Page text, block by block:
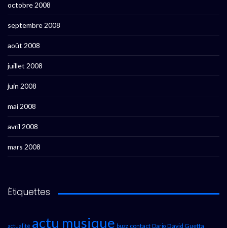
octobre 2008
septembre 2008
août 2008
juillet 2008
juin 2008
mai 2008
avril 2008
mars 2008
Étiquettes
actualité actu musique buzz contact Dario David Guetta